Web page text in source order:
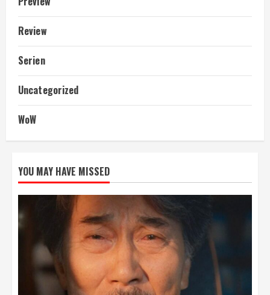
Review
Serien
Uncategorized
WoW
YOU MAY HAVE MISSED